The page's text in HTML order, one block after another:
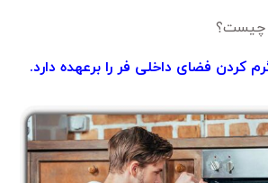
کردن فضای داخلی فر را برعهده دارد.